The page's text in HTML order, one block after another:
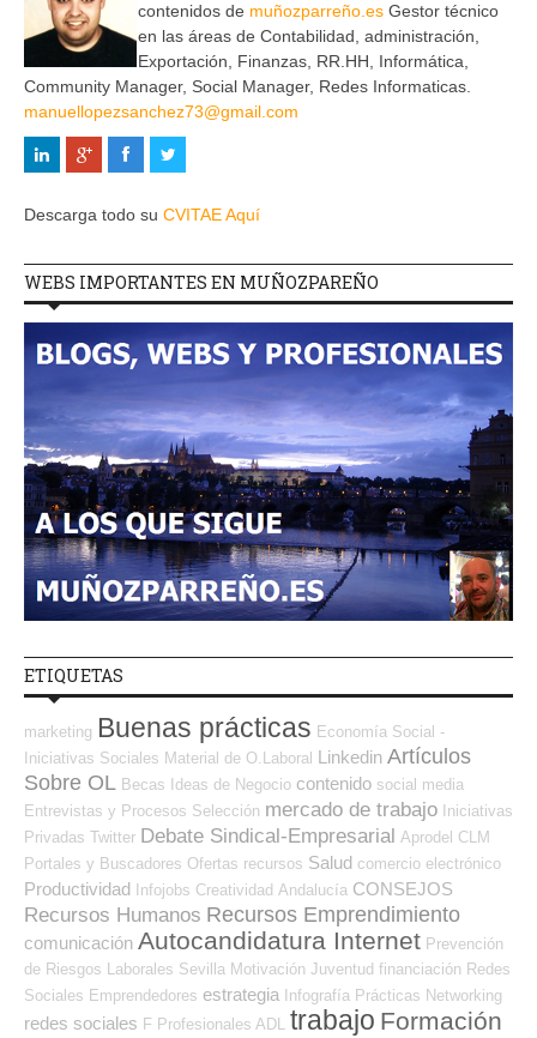
contenidos de muñozparreño.es Gestor técnico
en las áreas de Contabilidad, administración,
Exportación, Finanzas, RR.HH, Informática,
Community Manager, Social Manager, Redes Informaticas.
manuellopezsanchez73@gmail.com
Descarga todo su CVITAE Aquí
WEBS IMPORTANTES EN MUÑOZPAREÑO
ETIQUETAS
marketing Buenas prácticas Economía Social -
Iniciativas Sociales Material de O.Laboral Linkedin Artículos
Sobre OL Becas Ideas de Negocio contenido social media
Entrevistas y Procesos Selección mercado de trabajo Iniciativas
Privadas Twitter Debate Sindical-Empresarial Aprodel CLM
Portales y Buscadores Ofertas recursos Salud comercio electrónico
Productividad Infojobs Creatividad Andalucía CONSEJOS
Recursos Humanos Recursos Emprendimiento
comunicación Autocandidatura Internet Prevención
de Riesgos Laborales Sevilla Motivación Juventud financiación Redes
Sociales Emprendedores estrategia Infografía Prácticas Networking
redes sociales F Profesionales ADL trabajo Formación